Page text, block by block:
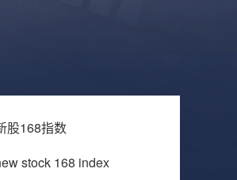
股168指数
stock 168 index